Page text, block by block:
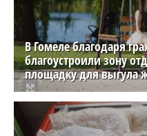
В Гомеле благодаря
благоустроили зону
площадку для выгула